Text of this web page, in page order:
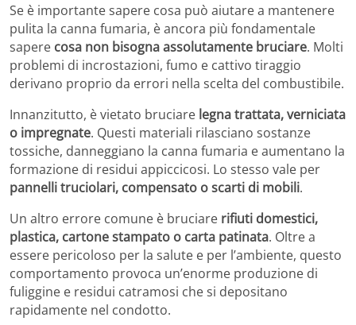
Se è importante sapere cosa può aiutare a mantenere
pulita la canna fumaria, è ancora più fondamentale
sapere cosa non bisogna assolutamente bruciare. Molti
problemi di incrostazioni, fumo e cattivo tiraggio
derivano proprio da errori nella scelta del combustibile.
Innanzitutto, è vietato bruciare legna trattata, verniciata
o impregnate. Questi materiali rilasciano sostanze
tossiche, danneggiano la canna fumaria e aumentano la
formazione di residui appiccicosi. Lo stesso vale per
pannelli truciolari, compensato o scarti di mobili.
Un altro errore comune è bruciare rifiuti domestici,
plastica, cartone stampato o carta patinata. Oltre a
essere pericoloso per la salute e per l’ambiente, questo
comportamento provoca un’enorme produzione di
fuliggine e residui catramosi che si depositano
rapidamente nel condotto.